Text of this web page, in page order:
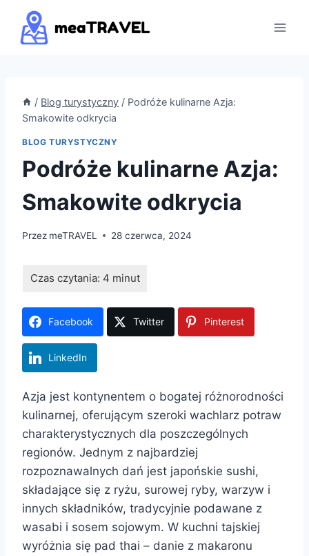
Przejdź
treści
/ Blog turystyczny / Podróże kulinarne Azja:
Smakowite odkrycia
BLOG TURYSTYCZNY
Podróże kulinarne Azja:
Smakowite odkrycia
Przez meTRAVEL 28 czerwca, 2024
Facebook Twitter Pinterest
LinkedIn
Azja jest kontynentem o bogatej różnorodności
kulinarnej, oferującym szeroki wachlarz potraw
charakterystycznych dla poszczególnych
regionów. Jednym z najbardziej
rozpoznawalnych dań jest japońskie sushi,
składające się z ryżu, surowej ryby, warzyw i
innych składników, tradycyjnie podawane z
wasabi i sosem sojowym. W kuchni tajskiej
wyróżnia się pad thai – danie z makaronu